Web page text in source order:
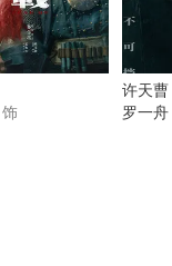
饰
许天曹
罗一舟